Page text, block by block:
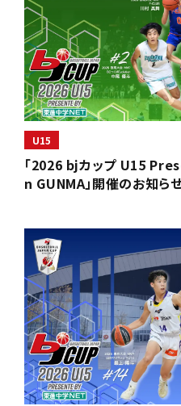
U15
「2026 bjカップ U15
n GUNMA」開催のお知ら